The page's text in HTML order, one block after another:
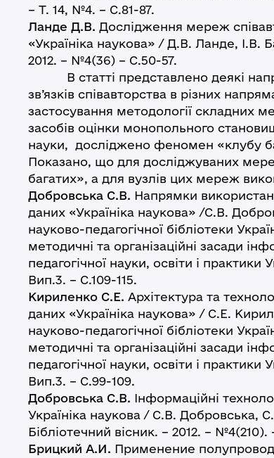
– Т. 14, №4. – С.81-87.
Ланде Д.В. Дослідження мереж
«Україніка наукова» / Д.В. Ланде, І.В.
2012. – №4(36) – С.50-57.
В статті представлено деякі
зв’язків співавторства в різних
застосування методології складних
засобів оцінки монопольного
науки, досліджено феномен «клубу
Показано, що для досліджуваних
багатих», а для вузлів цих мереж
Добровська С.В. Напрямки
даних «Україніка наукова» /С.В.
науково-педагогічної бібліотеки
методичні та організаційні засади
педагогічної науки, освіти і практики
Вип.3. – С.109-115.
Кириленко С.Е. Архітектура та
даних «Україніка наукова» / С.Е.
науково-педагогічної бібліотеки
методичні та організаційні засади
педагогічної науки, освіти і практики
Вип.3. – С.99-109.
Добровська С.В. Інформаційні
Україніка наукова / С.В. Добровська,
Бібліотечний вісник. – 2012. – №4(210).
Брицкий А.И. Применение